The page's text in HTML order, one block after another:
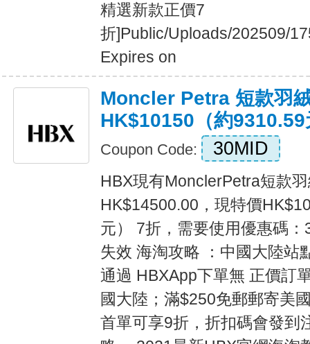
精選新款正價7
折]Public/Uploads/202509/
Expires on
Moncler Petra 短款羽
HK$10150（約9310.59
Coupon Code: 30MID
HBX現有MonclerPetra短款
HK$14500.00，現特價
元） 7折，需要使用優惠碼
失效 海淘攻略 ：中國大陸站
通過 HBXApp下單無 正價訂
國大陸；滿$250免郵郵寄美
首單可享9折，折扣碼會發到